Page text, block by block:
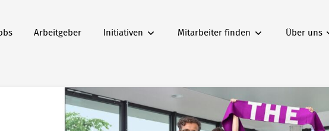
Arbeitgeber Initiativen Mitarbeiter finden Über uns